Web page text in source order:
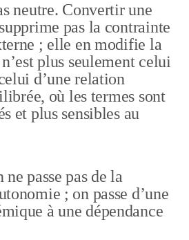
neutre. Convertir une
pas la contrainte
; elle en modifie la
plus seulement celui
d’une relation
où les termes sont
et plus sensibles au
passe pas de la
; on passe d’une
à une dépendance